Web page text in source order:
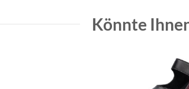
Könnte